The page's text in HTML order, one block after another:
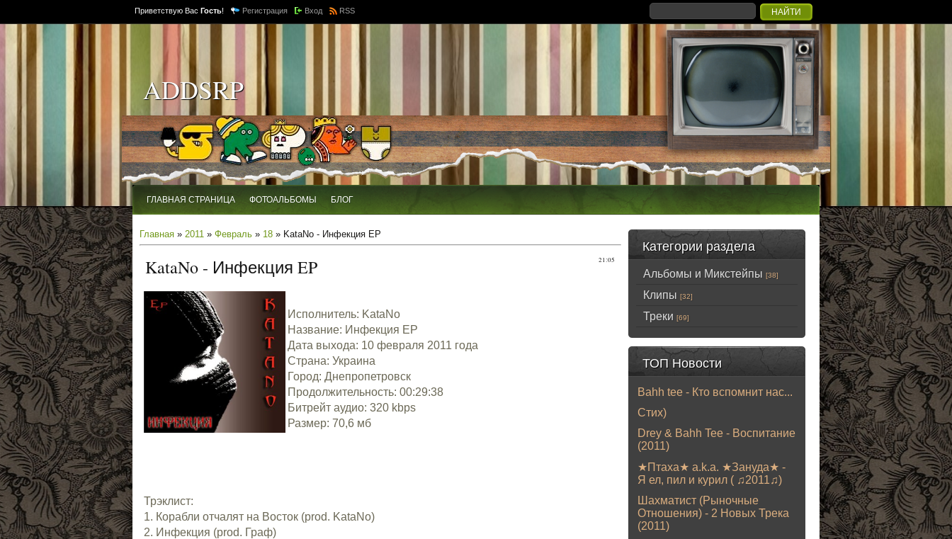
Приветствую Вас Гость! Регистрация Вход RSS
ADDSRP
ГЛАВНАЯ СТРАНИЦА ФОТОАЛЬБОМЫ БЛОГ
Главная » 2011 » Февраль » 18 » KataNo - Инфекция EP
21:05
KataNo - Инфекция EP
Исполнитель: KataNo
Название: Инфекция EP
Дата выхода: 10 февраля 2011 года
Страна: Украина
Город: Днепропетровск
Продолжительность: 00:29:38
Битрейт аудио: 320 kbps
Размер: 70,6 мб
Трэклист:
1. Корабли отчалят на Восток (prod. KataNo)
2. Инфекция (prod. Граф)
Категории раздела
Альбомы и Микстейпы [38]
Клипы [32]
Треки [69]
ТОП Новости
Bahh tee - Кто вспомнит нас...
Стих)
Drey & Bahh Tee - Воспитание
(2011)
★Птаха★ a.k.a. ★Зануда★ -
Я ел, пил и курил ( ♫2011♫)
Шахматист (Рыночные
Отношения) - 2 Новых Трека
(2011)